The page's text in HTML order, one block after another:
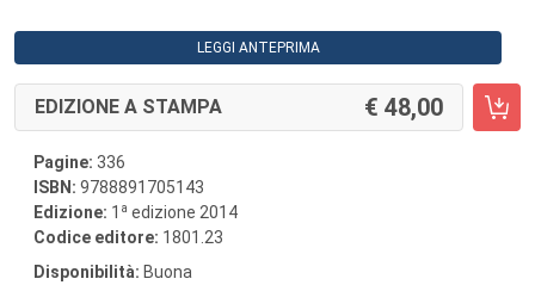
LEGGI ANTEPRIMA
EDIZIONE A STAMPA 48,00
Pagine: 336
ISBN: 9788891705143
Edizione: 1 a edizione 2014
Codice editore: 1801.23
Disponibilità: Buona